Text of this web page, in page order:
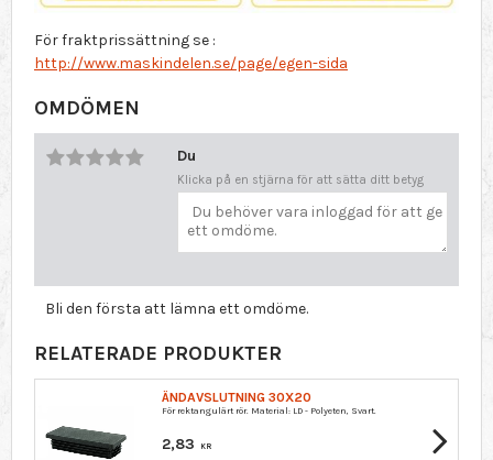
För fraktprissättning se :
http://www.maskindelen.se/page/egen-sida
OMDÖMEN
Du
Klicka på en stjärna för att sätta ditt betyg
Bli den första att lämna ett omdöme.
RELATERADE PRODUKTER
ÄNDAVSLUTNING 30X20
För rektangulärt rör. Material: LD - Polyeten, Svart.
2,83 KR